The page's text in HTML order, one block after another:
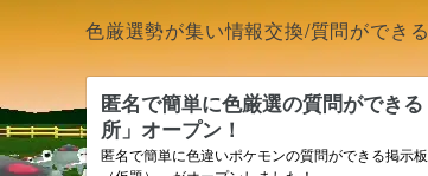
色厳選勢が集い情報交換/質問ができる